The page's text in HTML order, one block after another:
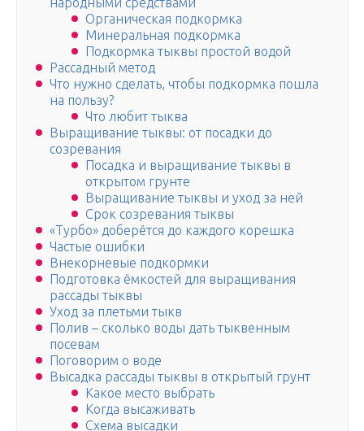
Органическая подкормка
Минеральная подкормка
Подкормка тыквы простой водой
Рассадный метод
Что нужно сделать, чтобы подкормка пошла
на пользу?
Что любит тыква
Выращивание тыквы: от посадки до
созревания
Посадка и выращивание тыквы в
открытом грунте
Выращивание тыквы и уход за ней
Срок созревания тыквы
«Турбо» доберётся до каждого корешка
Частые ошибки
Внекорневые подкормки
Подготовка ёмкостей для выращивания
рассады тыквы
Уход за плетьми тыкв
Полив – сколько воды дать тыквенным
посевам
Поговорим о воде
Высадка рассады тыквы в открытый грунт
Какое место выбрать
Когда высаживать
Схема высадки